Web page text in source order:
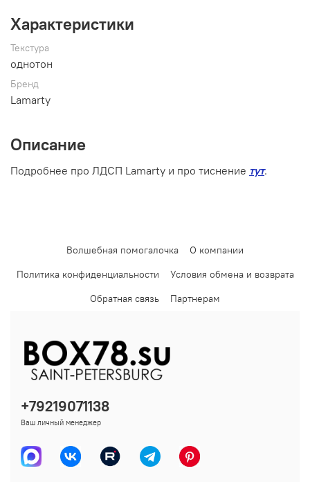
Характеристики
Текстура
однотон
Бренд
Lamarty
Описание
Подробнее про ЛДСП Lamarty и про тиснение тут.
Волшебная помогалочка
О компании
Политика конфиденциальности
Условия обмена и возврата
Обратная связь
Партнерам
+79219071138
Ваш личный менеджер